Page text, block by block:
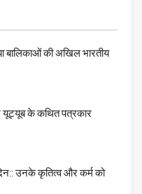
बालिकाओं की अखिल भारतीय
यूट्यूब के कथित पत्रकार
उनके कृतित्व और कर्म को